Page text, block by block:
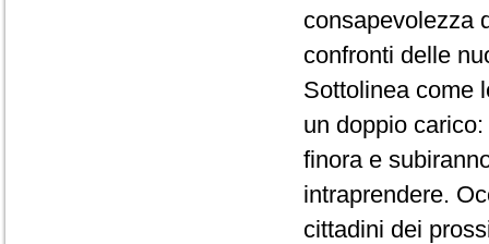
consapevolezza
confronti delle
Sottolinea come
un doppio
finora e
intraprendere.
cittadini dei